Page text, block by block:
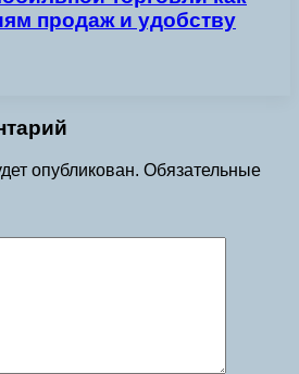
продаж и удобству
опубликован. Обязательные